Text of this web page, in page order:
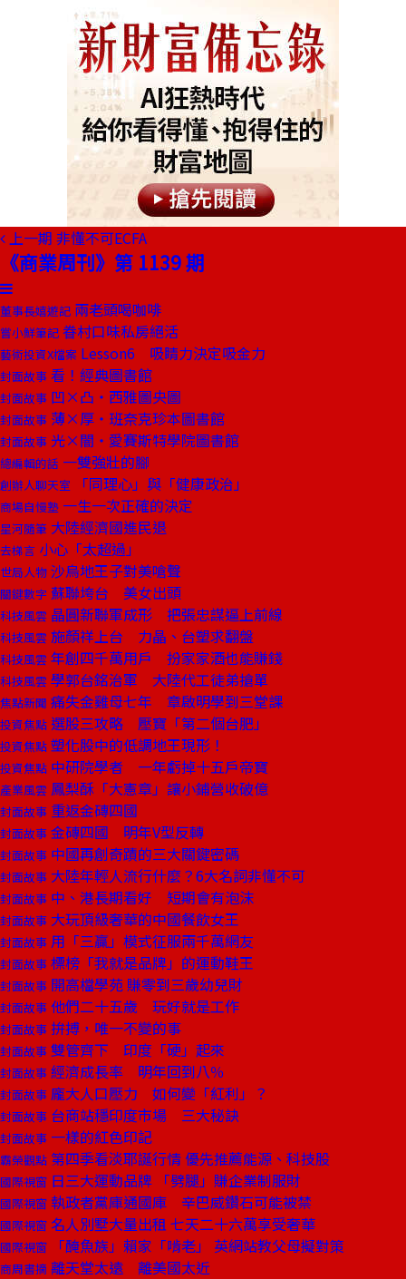
上一期 非懂不可ECFA
《商業周刊》第 1139 期
董事長嬉遊記 兩老頭喝咖啡
嘗小鮮筆記 眷村口味私房絕活
藝術投資X檔案 Lesson6 吸睛力決定吸金力
封面故事 看！經典圖書館
封面故事 凹×凸‧西雅圖央圖
封面故事 薄×厚‧班奈克珍本圖書館
封面故事 光×闇‧愛賽斯特學院圖書館
總編輯的話 一雙強壯的腳
創辦人聊天室 「同理心」與「健康政治」
商場自慢塾 一生一次正確的決定
星河隨筆 大陸經濟國進民退
去梯言 小心「太超過」
世局人物 沙烏地王子對美嗆聲
關鍵數字 蘇聯垮台 美女出頭
科技風雲 晶圓新聯軍成形 把張忠謀逼上前線
科技風雲 施顏祥上台 力晶、台塑求翻盤
科技風雲 年創四千萬用戶 扮家家酒也能賺錢
科技風雲 學郭台銘治軍 大陸代工徒弟搶單
焦點新聞 痛失金雞母七年 章啟明學到三堂課
投資焦點 選股三攻略 壓寶「第二個台肥」
投資焦點 塑化股中的低調地王現形！
投資焦點 中研院學者 一年虧掉十五戶帝寶
產業風雲 鳳梨酥「大憲章」讓小鋪營收破億
封面故事 重返金磚四國
封面故事 金磚四國 明年V型反轉
封面故事 中國再創奇蹟的三大關鍵密碼
封面故事 大陸年輕人流行什麼？6大名詞非懂不可
封面故事 中、港長期看好 短期會有泡沫
封面故事 大玩頂級奢華的中國餐飲女王
封面故事 用「三贏」模式征服兩千萬網友
封面故事 標榜「我就是品牌」的運動鞋王
封面故事 開高檔學苑 賺零到三歲幼兒財
封面故事 他們二十五歲 玩好就是工作
封面故事 拚搏，唯一不變的事
封面故事 雙管齊下 印度「硬」起來
封面故事 經濟成長率 明年回到八％
封面故事 龐大人口壓力 如何變「紅利」？
封面故事 台商站穩印度市場 三大秘訣
封面故事 一樣的紅色印記
霸榮觀點 第四季看淡耶誕行情 優先推薦能源、科技股
國際視窗 日三大運動品牌 「劈腿」賺企業制服財
國際視窗 執政者黨庫通國庫 辛巴威鑽石可能被禁
國際視窗 名人別墅大量出租 七天二十六萬享受奢華
國際視窗 「醃魚族」賴家「啃老」 英網站教父母擬對策
商周書摘 離天堂太遠 離美國太近